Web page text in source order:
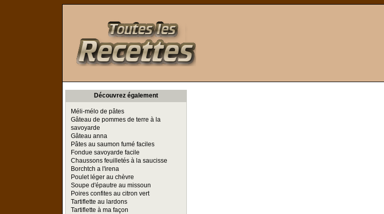
Découvrez également
Méli-mélo de pâtes
Gâteau de pommes de terre à la
savoyarde
Gâteau anna
Pâtes au saumon fumé faciles
Fondue savoyarde facile
Chaussons feuilletés à la saucisse
Borchtch a l'irena
Poulet léger au chèvre
Soupe d'épautre au missoun
Poires confites au citron vert
Tartiflette au lardons
Tartiflette à ma façon